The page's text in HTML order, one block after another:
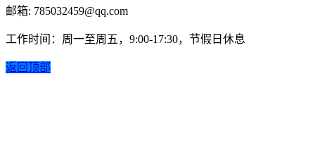
邮箱: 785032459@qq.com
工作时间：周一至周五，9:00-17:30，节假日休息
返回顶部